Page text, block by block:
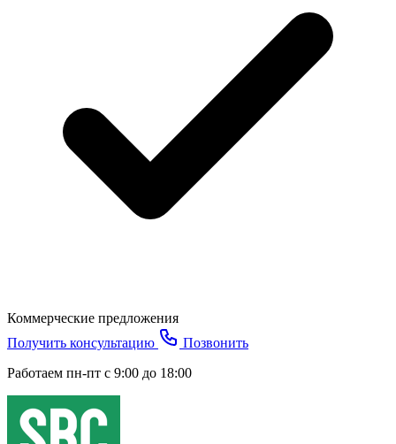
Коммерческие предложения
Получить консультацию
Позвонить
Работаем пн-пт с 9:00 до 18:00